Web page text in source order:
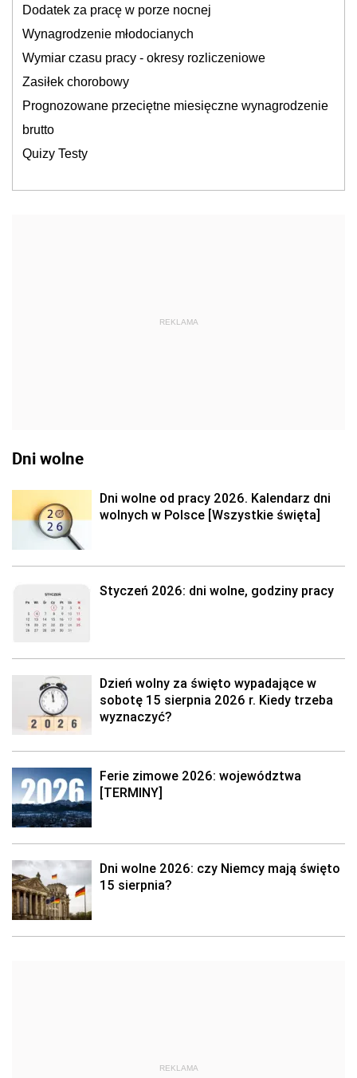
Dodatek za pracę w porze nocnej
Wynagrodzenie młodocianych
Wymiar czasu pracy - okresy rozliczeniowe
Zasiłek chorobowy
Prognozowane przeciętne miesięczne wynagrodzenie
brutto
Quizy Testy
REKLAMA
Dni wolne
Dni wolne od pracy 2026. Kalendarz dni
wolnych w Polsce [Wszystkie święta]
Styczeń 2026: dni wolne, godziny pracy
Dzień wolny za święto wypadające w
sobotę 15 sierpnia 2026 r. Kiedy trzeba
wyznaczyć?
Ferie zimowe 2026: województwa
[TERMINY]
Dni wolne 2026: czy Niemcy mają święto
15 sierpnia?
REKLAMA